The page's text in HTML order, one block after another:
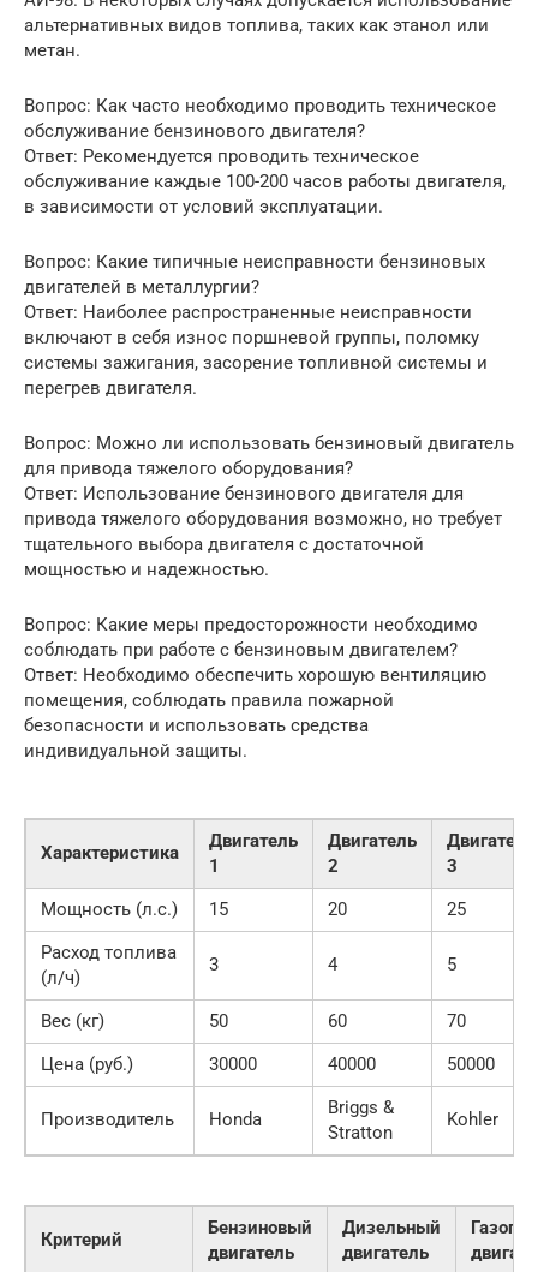
альтернативных видов топлива, таких как этанол или
метан.
Вопрос: Как часто необходимо проводить техническое
обслуживание бензинового двигателя?
Ответ: Рекомендуется проводить техническое
обслуживание каждые 100-200 часов работы двигателя,
в зависимости от условий эксплуатации.
Вопрос: Какие типичные неисправности бензиновых
двигателей в металлургии?
Ответ: Наиболее распространенные неисправности
включают в себя износ поршневой группы, поломку
системы зажигания, засорение топливной системы и
перегрев двигателя.
Вопрос: Можно ли использовать бензиновый двигатель
для привода тяжелого оборудования?
Ответ: Использование бензинового двигателя для
привода тяжелого оборудования возможно, но требует
тщательного выбора двигателя с достаточной
мощностью и надежностью.
Вопрос: Какие меры предосторожности необходимо
соблюдать при работе с бензиновым двигателем?
Ответ: Необходимо обеспечить хорошую вентиляцию
помещения, соблюдать правила пожарной
безопасности и использовать средства
индивидуальной защиты.
Характеристика
Двигатель
1
Двигатель
2
Двигатель
3
Мощность (л.с.)
15 20
25
Расход топлива
(л/ч)
3 4 5
Вес (кг) 50 60
70
Цена (руб.)
30000 40000 50000
Производитель Honda
Briggs &
Stratton
Kohler
Критерий
Бензиновый
двигатель
Дизельный
двигатель